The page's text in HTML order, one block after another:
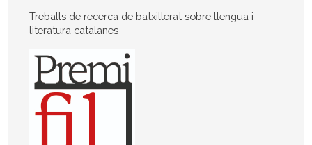
Treballs de recerca de batxillerat sobre llengua i
literatura catalanes